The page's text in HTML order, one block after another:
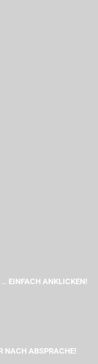
.. EINFACH ANKLICKEN!
NACH ABSPRACHE!